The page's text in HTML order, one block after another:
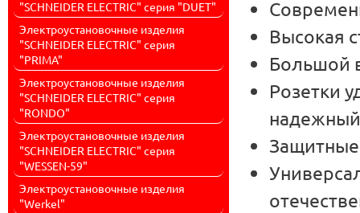
"SCHNEIDER ELECTRIC" серия "DUET"
Электроустановочные изделия
"SCHNEIDER ELECTRIC" серия
"PRIMA"
Электроустановочные изделия
"SCHNEIDER ELECTRIC" серия
"RONDO"
Электроустановочные изделия
"SCHNEIDER ELECTRIC" серия
"WESSEN-59"
Электроустановочные изделия
"Werkel"
Высокая
Большой
Розетки
надежный